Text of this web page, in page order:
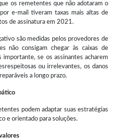
os remetentes que não adotaram o
e-mail tiveram taxas mais altas de
de assinatura em 2021.
são medidas pelos provedores de
não consigam chegar às caixas de
importante, se os assinantes acharem
ou irrelevantes, os danos
a longo prazo.
podem adaptar suas estratégias
e orientado para soluções.